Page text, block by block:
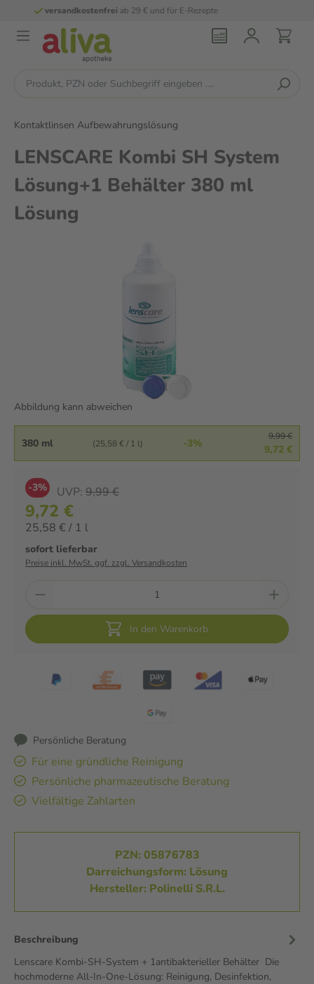
E-Rezepte persönliche
Kontaktlinsen Aufbewahrungslösung
LENSCARE Kombi SH System
Lösung+1 Behälter 380 ml
Lösung
Abbildung kann abweichen
380 ml (25,58 € / 1 l) -3%
9,99 €
9,72 €
-3% UVP: 9,99 €
9,72 €
25,58 € / 1 l
sofort lieferbar
Preise inkl. MwSt. ggf. zzgl. Versandkosten
In den Warenkorb
Persönliche Beratung
Für eine gründliche Reinigung
Persönliche pharmazeutische Beratung
Vielfältige Zahlarten
PZN: 05876783
Darreichungsform: Lösung
Hersteller: Polinelli S.R.L.
Beschreibung
Lenscare Kombi-SH-System + 1antibakterieller Behälter Die
hochmoderne All-In-One-Lösung: Reinigung, Desinfektion,